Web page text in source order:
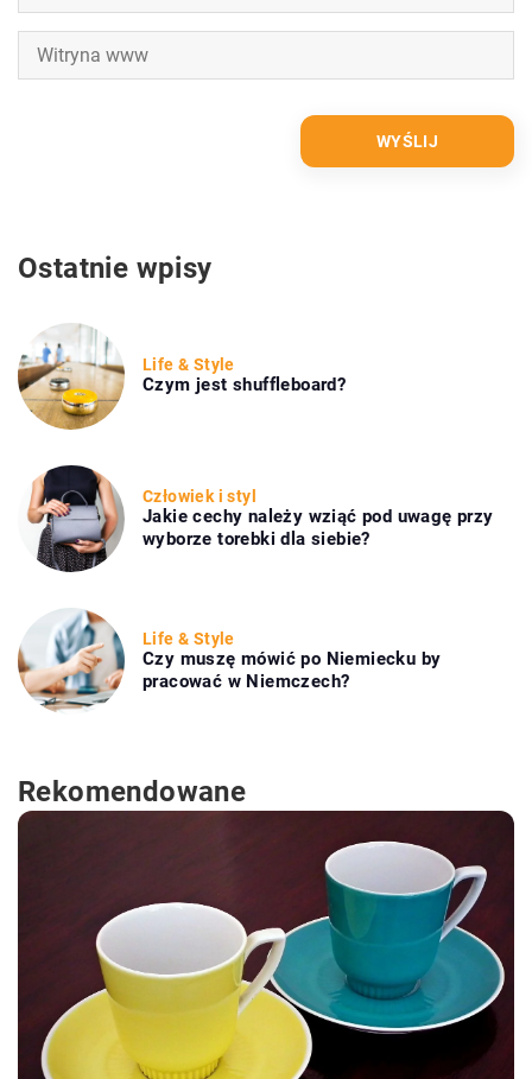
Ostatnie wpisy
Life & Style
Czym jest shuffleboard?
Człowiek i styl
Jakie cechy należy wziąć pod uwagę przy
wyborze torebki dla siebie?
Life & Style
Czy muszę mówić po Niemiecku by
pracować w Niemczech?
Rekomendowane